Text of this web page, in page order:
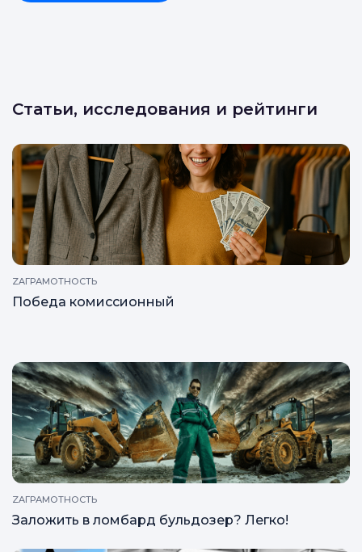
Статьи, исследования и рейтинги
ZAГРАМОТНОСТЬ
Победа комиссионный
ZAГРАМОТНОСТЬ
Заложить в ломбард бульдозер? Легко!